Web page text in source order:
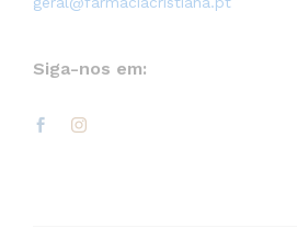
Siga-nos em: